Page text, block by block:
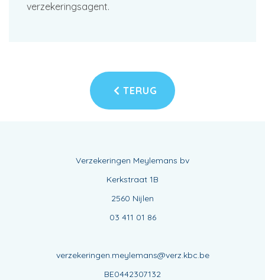
verzekeringsagent.
TERUG
Verzekeringen Meylemans bv
Kerkstraat 1B
2560 Nijlen
03 411 01 86
verzekeringen.meylemans@verz.kbc.be
BE0442307132